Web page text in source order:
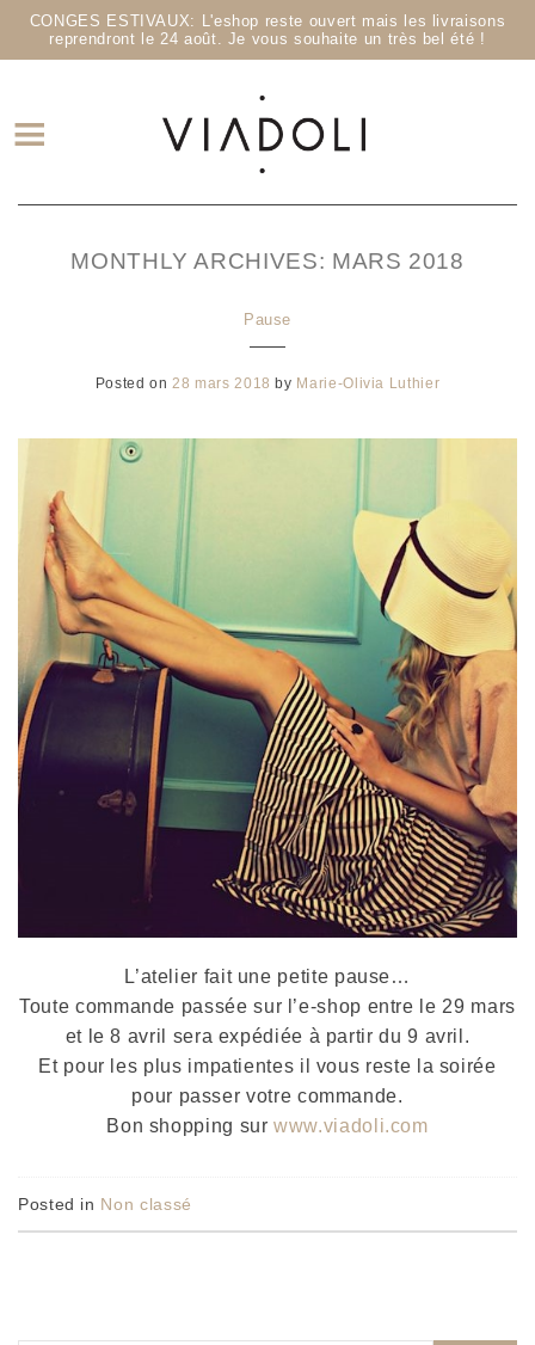
CONGES ESTIVAUX: L'eshop reste ouvert mais les livraisons
reprendront le 24 août. Je vous souhaite un très bel été !
MONTHLY ARCHIVES: MARS 2018
Pause
Posted on 28 mars 2018 by Marie-Olivia Luthier
L’atelier fait une petite pause…
Toute commande passée sur l’e-shop entre le 29 mars
et le 8 avril sera expédiée à partir du 9 avril.
Et pour les plus impatientes il vous reste la soirée
pour passer votre commande.
Bon shopping sur www.viadoli.com
Posted in Non classé